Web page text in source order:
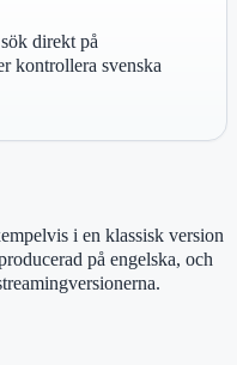
direkt på
kontrollera svenska
i en klassisk version
på engelska, och